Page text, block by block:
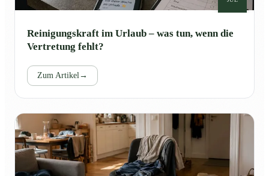
Reinigungskraft im Urlaub – was tun, wenn die
Vertretung fehlt?
Zum Artikel→